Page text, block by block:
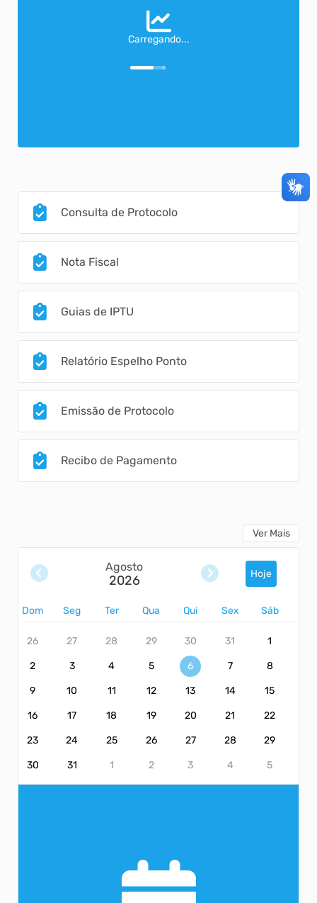
Carregando...
Consulta de Protocolo
Nota Fiscal
Guias de IPTU
Relatório Espelho Ponto
Emissão de Protocolo
Recibo de Pagamento
Ver Mais
Agosto
2026 Hoje
Dom Seg Ter Qua Qui Sex Sáb
26 27 28 29 30 31 1
2 3 4 5 6 7 8
9 10 11 12 13 14 15
16 17 18 19 20 21 22
23 24 25 26 27 28 29
30 31 1 2 3 4 5